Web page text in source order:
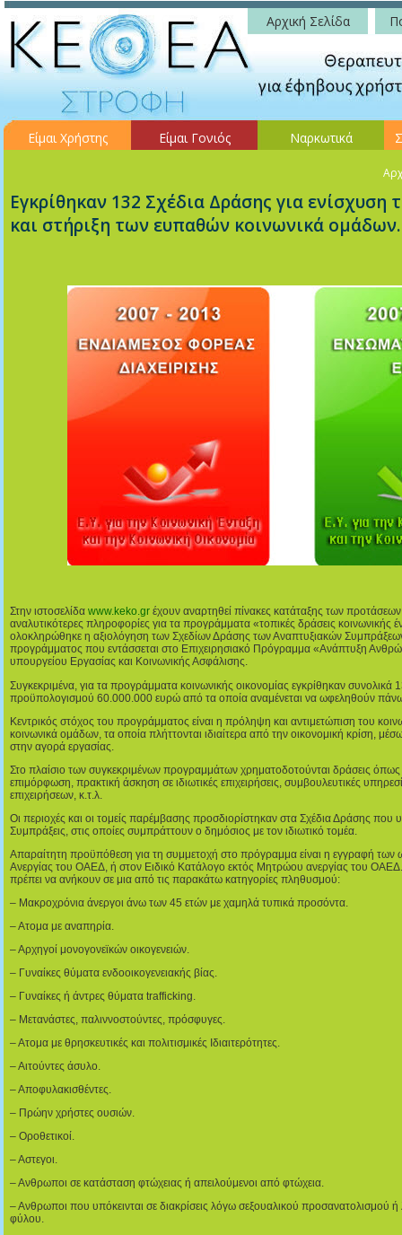
Αρχική Σελίδα
Είμαι Χρήστης Είμαι Γονιός Ναρκωτικά
Εγκρίθηκαν 132 Σχέδια Δράσης για ενίσχυση
και στήριξη των ευπαθών κοινωνικά ομάδων.
Στην ιστοσελίδα www.keko.gr έχουν αναρτηθεί πίνακες κατάταξης των
αναλυτικότερες πληροφορίες για τα προγράμματα «τοπικές δράσεις κοινωνικής
ολοκληρώθηκε η αξιολόγηση των Σχεδίων Δράσης των Αναπτυξιακών
προγράμματος που εντάσσεται στο Επιχειρησιακό Πρόγραμμα «Ανάπτυξη
υπουργείου Εργασίας και Κοινωνικής Ασφάλισης.
Συγκεκριμένα, για τα προγράμματα κοινωνικής οικονομίας εγκρίθηκαν συνολικά
προϋπολογισμού 60.000.000 ευρώ από τα οποία αναμένεται να ωφεληθούν
Κεντρικός στόχος του προγράμματος είναι η πρόληψη και αντιμετώπιση του
κοινωνικά ομάδων, τα οποία πλήττονται ιδιαίτερα από την οικονομική κρίση,
στην αγορά εργασίας.
Στο πλαίσιο των συγκεκριμένων προγραμμάτων χρηματοδοτούνται δράσεις όπως
επιμόρφωση, πρακτική άσκηση σε ιδιωτικές επιχειρήσεις, συμβουλευτικές
επιχειρήσεων, κ.τ.λ.
Οι περιοχές και οι τομείς παρέμβασης προσδιορίστηκαν στα Σχέδια Δράσης που
Συμπράξεις, στις οποίες συμπράττουν ο δημόσιος με τον ιδιωτικό τομέα.
Απαραίτητη προϋπόθεση για τη συμμετοχή στο πρόγραμμα είναι η εγγραφή
Ανεργίας του ΟΑΕΔ, ή στον Ειδικό Κατάλογο εκτός Μητρώου ανεργίας του ΟΑΕΔ.
πρέπει να ανήκουν σε μια από τις παρακάτω κατηγορίες πληθυσμού:
– Μακροχρόνια άνεργοι άνω των 45 ετών με χαμηλά τυπικά προσόντα.
– Ατομα με αναπηρία.
– Αρχηγοί μονογονεϊκών οικογενειών.
– Γυναίκες θύματα ενδοοικογενειακής βίας.
– Γυναίκες ή άντρες θύματα trafficking.
– Μετανάστες, παλιννοστούντες, πρόσφυγες.
– Ατομα με θρησκευτικές και πολιτισμικές Ιδιαιτερότητες.
– Αιτούντες άσυλο.
– Αποφυλακισθέντες.
– Πρώην χρήστες ουσιών.
– Οροθετικοί.
– Αστεγοι.
– Ανθρωποι σε κατάσταση φτώχειας ή απειλούμενοι από φτώχεια.
– Ανθρωποι που υπόκεινται σε διακρίσεις λόγω σεξουαλικού προσανατολισμού
φύλου.